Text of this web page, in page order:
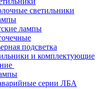
светильники
лампы
подсветка
и комплектующие
серии ЛБА